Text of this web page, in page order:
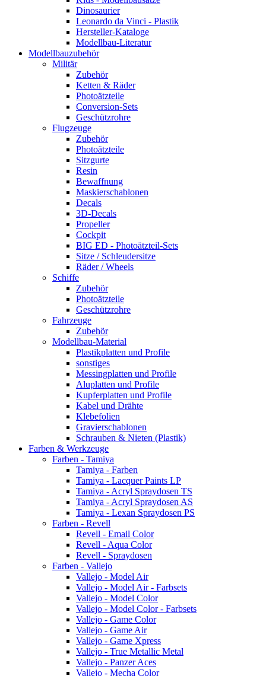
Dinosaurier
Leonardo da Vinci - Plastik
Hersteller-Kataloge
Modellbau-Literatur
Modellbauzubehör
Militär
Zubehör
Ketten & Räder
Photoätzteile
Conversion-Sets
Geschützrohre
Flugzeuge
Zubehör
Photoätzteile
Sitzgurte
Resin
Bewaffnung
Maskierschablonen
Decals
3D-Decals
Propeller
Cockpit
BIG ED - Photoätzteil-Sets
Sitze / Schleudersitze
Räder / Wheels
Schiffe
Zubehör
Photoätzteile
Geschützrohre
Fahrzeuge
Zubehör
Modellbau-Material
Plastikplatten und Profile
sonstiges
Messingplatten und Profile
Aluplatten und Profile
Kupferplatten und Profile
Kabel und Drähte
Klebefolien
Gravierschablonen
Schrauben & Nieten (Plastik)
Farben & Werkzeuge
Farben - Tamiya
Tamiya - Farben
Tamiya - Lacquer Paints LP
Tamiya - Acryl Spraydosen TS
Tamiya - Acryl Spraydosen AS
Tamiya - Lexan Spraydosen PS
Farben - Revell
Revell - Email Color
Revell - Aqua Color
Revell - Spraydosen
Farben - Vallejo
Vallejo - Model Air
Vallejo - Model Air - Farbsets
Vallejo - Model Color
Vallejo - Model Color - Farbsets
Vallejo - Game Color
Vallejo - Game Air
Vallejo - Game Xpress
Vallejo - True Metallic Metal
Vallejo - Panzer Aces
Vallejo - Mecha Color